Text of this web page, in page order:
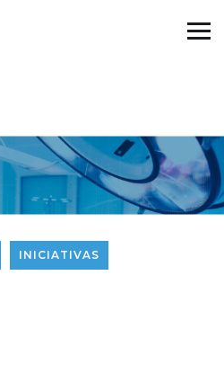
INICIATIVAS